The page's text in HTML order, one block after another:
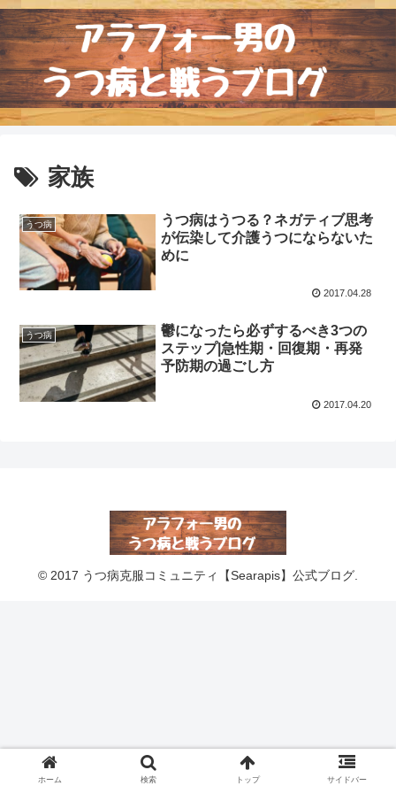
家族
うつ病
うつ病はうつる？ネガティブ思考
が伝染して介護うつにならないた
めに
2017.04.28
うつ病
鬱になったら必ずするべき3つの
ステップ|急性期・回復期・再発
予防期の過ごし方
2017.04.20
© 2017 うつ病克服コミュニティ【Searapis】公式ブログ.
ホーム 検索 トップ サイドバー